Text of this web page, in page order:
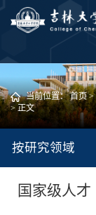
当前位置：首页>
> 正文
按研究领域
国家级人才